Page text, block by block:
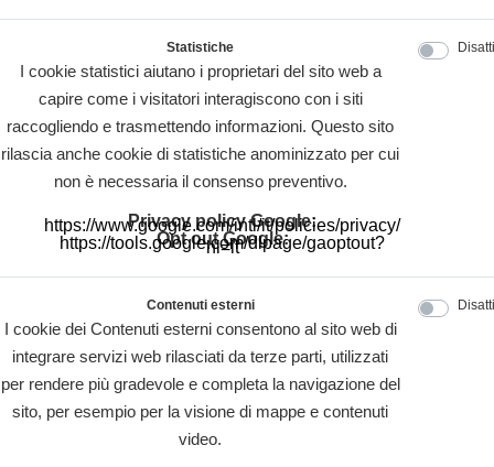
Statistiche
I cookie statistici aiutano i proprietari del sito web a
capire come i visitatori interagiscono con i siti
raccogliendo e trasmettendo informazioni. Questo sito
rilascia anche cookie di statistiche anominizzato per cui
non è necessaria il consenso preventivo.
Privacy policy Google:
https://www.google.com/intl/it/policies/privacy/
Opt out Google:
https://tools.google.com/dlpage/gaoptout?
hl=it
Contenuti esterni
I cookie dei Contenuti esterni consentono al sito web di
integrare servizi web rilasciati da terze parti, utilizzati
per rendere più gradevole e completa la navigazione del
sito, per esempio per la visione di mappe e contenuti
video.